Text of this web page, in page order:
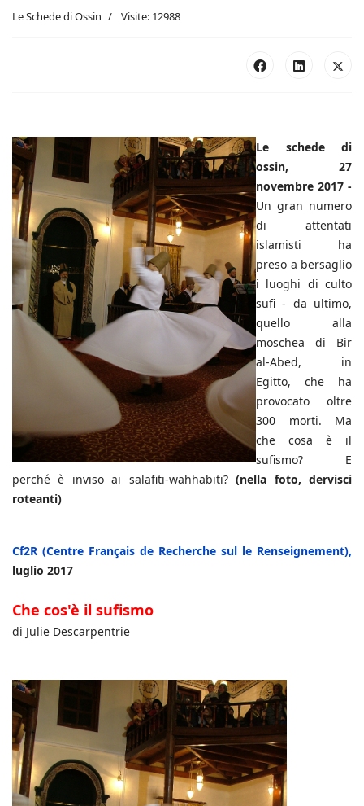
Le Schede di Ossin Visite: 12988
Le schede di
ossin, 27
novembre 2017 -
Un gran numero
di attentati
islamisti ha
preso a bersaglio
i luoghi di culto
sufi - da ultimo,
quello alla
moschea di Bir
al-Abed, in
Egitto, che ha
provocato oltre
300 morti. Ma
che cosa è il
sufismo? E
perché è inviso ai salafiti-wahhabiti?(nella foto, dervisci
roteanti)
Cf2R (Centre Français de Recherche sul le Renseignement),
luglio 2017
Che cos'è il sufismo
di Julie Descarpentrie